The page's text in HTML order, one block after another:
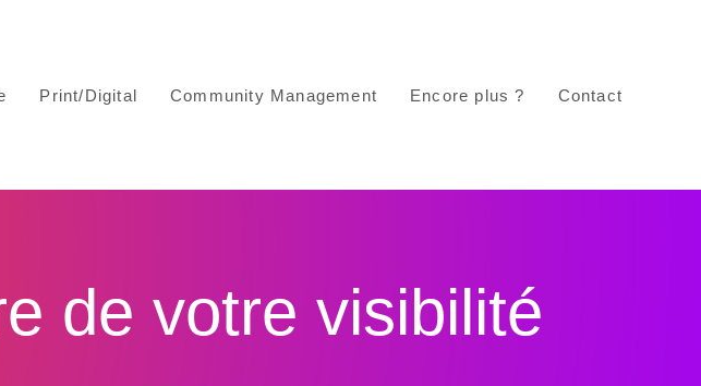
Print/Digital Community Management Encore plus ? Contact
de votre visibilité​